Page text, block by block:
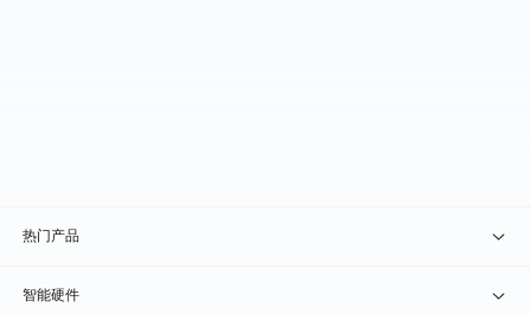
热门产品
贝锐向日葵 · 远程控制
智能硬件